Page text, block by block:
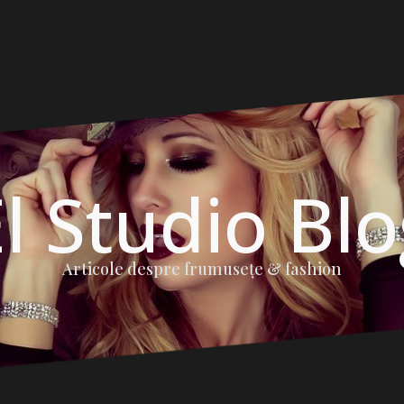
Studio
Articole despre frumuseţe & fashion